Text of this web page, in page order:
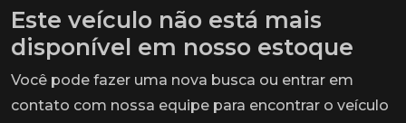
Este veículo não está mais
disponível em nosso estoque
Você pode fazer uma nova busca ou entrar em
contato com nossa equipe para encontrar o veículo